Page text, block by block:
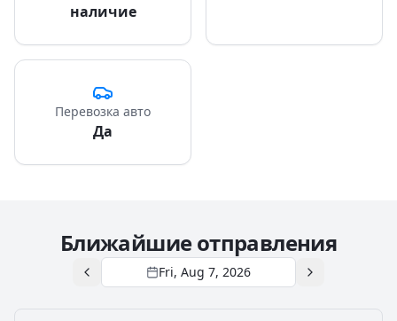
наличие
Перевозка авто
Да
Ближайшие отправления
Fri, Aug 7, 2026